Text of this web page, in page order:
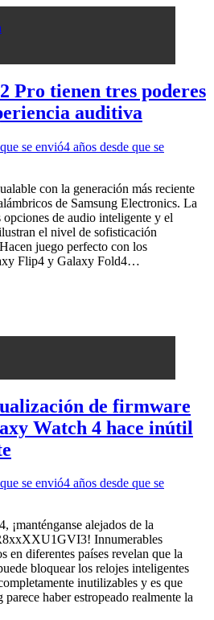
Pro tienen tres poderes
auditiva
se envió4 años desde que se
con la generación más reciente
de Samsung Electronics. La
de audio inteligente y el
el nivel de sofisticación
juego perfecto con los
Flip4 y Galaxy Fold4…
de firmware
Watch 4 hace inútil
se envió4 años desde que se
¡manténganse alejados de la
Innumerables
en diferentes países revelan que la
bloquear los relojes inteligentes
inutilizables y es que
haber estropeado realmente la